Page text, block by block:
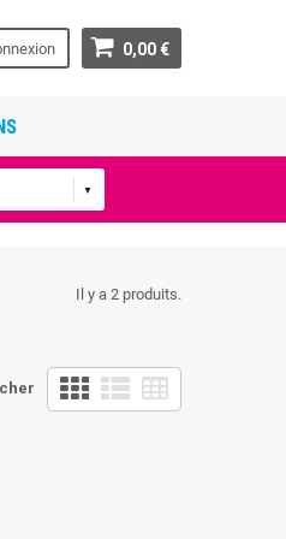
0,00 €
Il y a 2 produits.